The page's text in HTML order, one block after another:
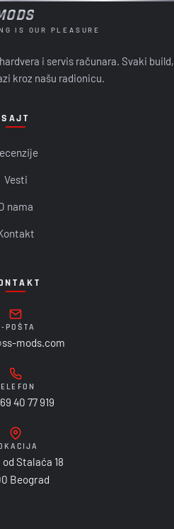
IS OUR PLEASURE
i servis računara. Svaki build,
kroz našu radionicu.
SAJT
Vesti
nama
POŠTA
mods.com
40 77 919
Stalaća 18
Beograd